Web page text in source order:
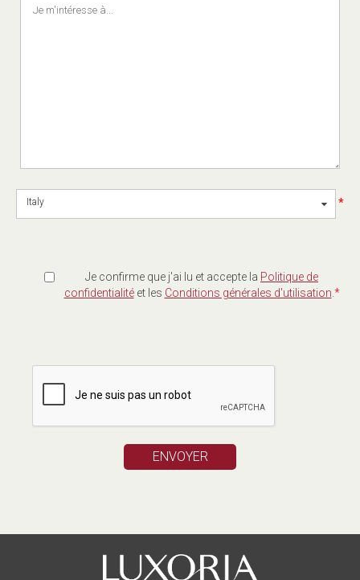
Italy *
Je confirme que j'ai lu et accepte la Politique de
confidentialitéet les Conditions générales d'utilisation *